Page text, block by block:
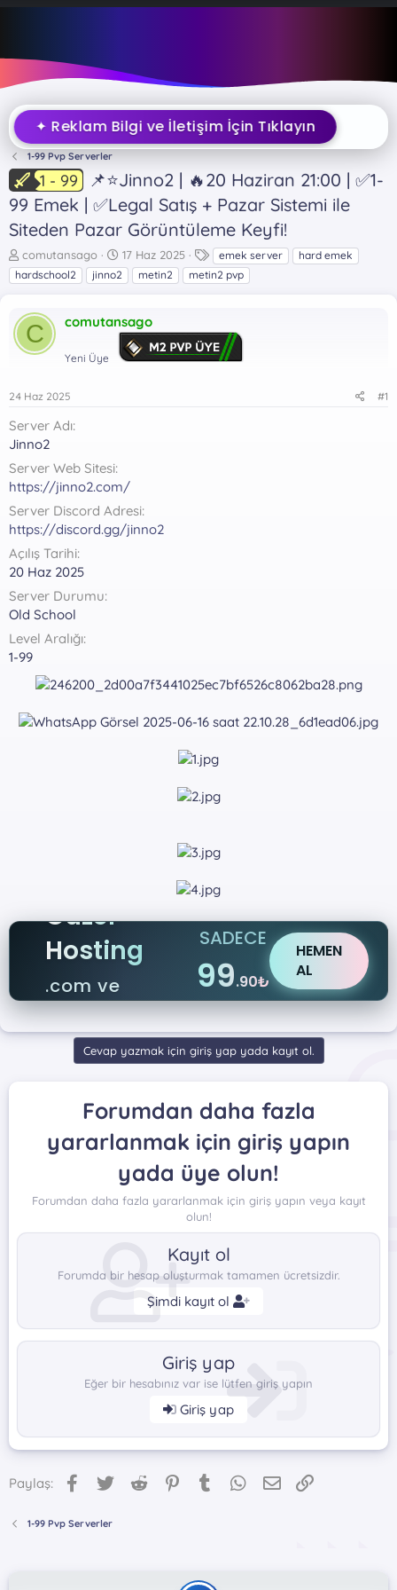
✦ Reklam Bilgi ve İletişim İçin Tıklayın
1-99 Pvp Serverler
1 - 99
📌⭐Jinno2 | 🔥20 Haziran 21:00 | ✅1-
99 Emek | ✅Legal Satış + Pazar Sistemi ile
Siteden Pazar Görüntüleme Keyfi!
K
o
n
u
y
u
ş
a
t
n
comutansago
B
a
ş
a
n
g
ı
17 Haz 2025
E
t
i
t
l
e
emek server
hard emek
hardschool2
jinno2 metin2 metin2 pvp
C comutansago
Yeni Üye
24 Haz 2025 #1
Server Adı
Jinno2
Server Web Sitesi
https://jinno2.com/
Server Discord Adresi
https://discord.gg/jinno2
Açılış Tarihi
20 Haz 2025
Server Durumu
Old School
Level Aralığı
1-99
Güzel
Hosting
.com ve
.net
SADECE
99.90₺
HEMEN
AL
Cevap yazmak için giriş yap yada kayıt ol.
Forumdan daha fazla
yararlanmak için giriş yapın
yada üye olun!
Forumdan daha fazla yararlanmak için giriş yapın veya kayıt
olun!
Kayıt ol
Forumda bir hesap oluşturmak tamamen ücretsizdir.
Şimdi kayıt ol
Giriş yap
Eğer bir hesabınız var ise lütfen giriş yapın
Giriş yap
Paylaş: Facebook
Twitter Reddit PinterestTumblr WhatsApp
E-posta
1-99 Pvp Serverler